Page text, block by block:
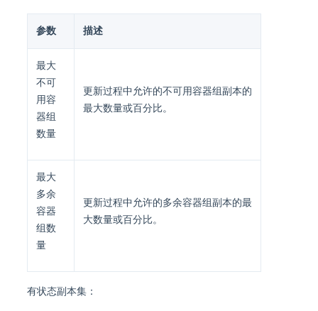
参数 描述
最大
不可
用容
器组
数量
更新过程中允许的不可用容器组副本的
最大数量或百分比。
最大
多余
容器
组数
量
更新过程中允许的多余容器组副本的最
大数量或百分比。
有状态副本集：